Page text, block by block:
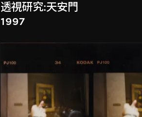
透視研究:天安門
1997